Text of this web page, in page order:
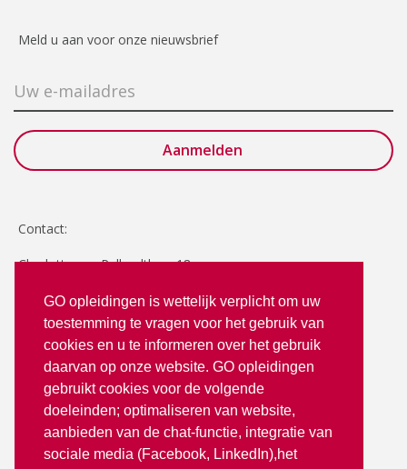
GO opleidingen is wettelijk verplicht om uw
toestemming te vragen voor het gebruik van
cookies en u te informeren over het gebruik
daarvan op onze website. GO opleidingen
gebruikt cookies voor de volgende
doeleinden; optimaliseren van website,
aanbieden van de chat-functie, integratie van
sociale media (Facebook, LinkedIn),het
Meld u aan voor onze nieuwsbrief
Contact:
Charlotte van Pallandtlaan 18
T: 070 - 3512380
info@goopleidingen.nl
Volg ons op: